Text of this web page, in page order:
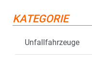
KATEGORIE
Unfallfahrzeuge